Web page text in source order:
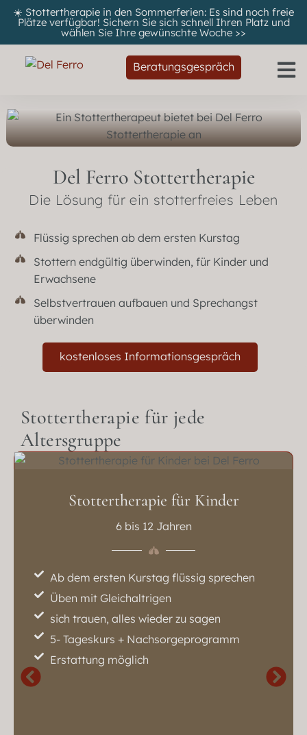
☀️ Stottertherapie in den Sommerferien: Es sind noch freie
Plätze verfügbar! Sichern Sie sich schnell Ihren Platz und
wählen Sie Ihre gewünschte Woche >>
Beratungsgespräch
Del Ferro Stottertherapie
Die Lösung für ein stotterfreies Leben
Flüssig sprechen ab dem ersten Kurstag
Stottern endgültig überwinden, für Kinder und
Erwachsene
Selbstvertrauen aufbauen und Sprechangst
überwinden
kostenloses Informationsgespräch
Stottertherapie für jede
Altersgruppe
Stottertherapie für Kinder
6 bis 12 Jahren
Ab dem ersten Kurstag flüssig sprechen
Üben mit Gleichaltrigen
sich trauen, alles wieder zu sagen
5- Tageskurs + Nachsorgeprogramm
Erstattung möglich